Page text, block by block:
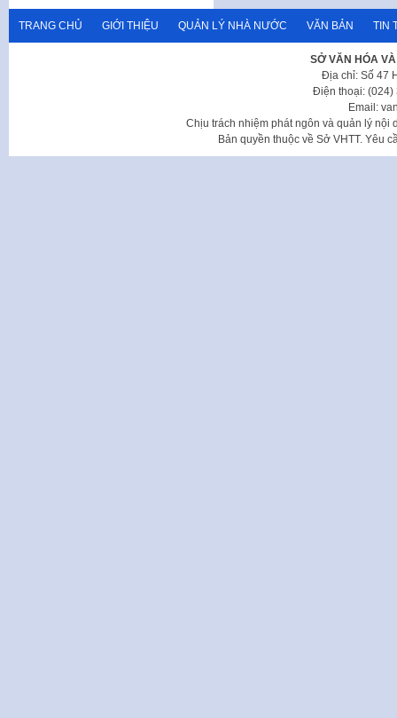
TRANG CHỦ GIỚI THIỆU QUẢN LÝ NHÀ NƯỚC VĂN BẢN TIN
SỞ VĂN HÓA
Địa chỉ: Số 47
Điện thoại: (024)
Email:
Chịu trách nhiệm phát ngôn và quản lý nội
Bản quyền thuộc về Sở VHTT. Yêu